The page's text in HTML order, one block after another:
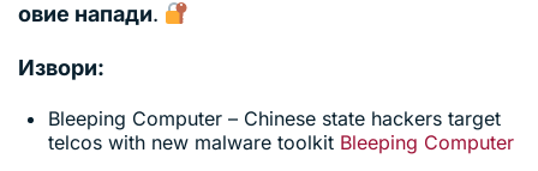
овие напади.
Извори:
Bleeping Computer – Chinese state hackers target
telcos with new malware toolkit Bleeping Computer